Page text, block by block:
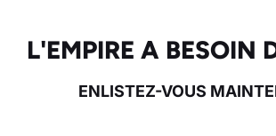
L'EMPIRE A BESOIN
ENLISTEZ-VOUS